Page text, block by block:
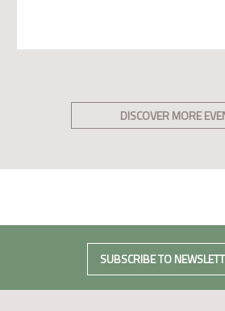
DISCOVER MORE
SUBSCRIBE TO